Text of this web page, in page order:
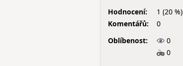
Hodnocení:
1 (20 %)
Komentářů:
0
Oblíbenost:
0
0